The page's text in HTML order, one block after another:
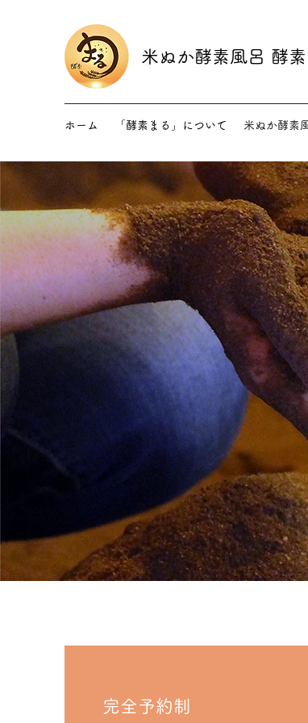
米ぬか酵素風呂 酵素
ホーム 「酵素まる」について 米ぬか酵素
完全予約制